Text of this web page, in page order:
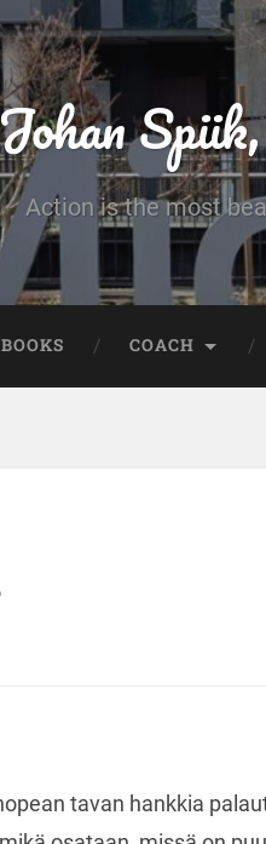
Action is the most
BOOKS COACH
tavan hankkia